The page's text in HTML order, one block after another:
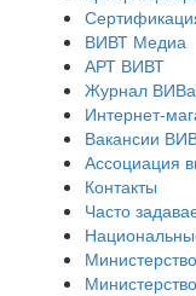
ВИВТ Медиа
АРТ ВИВТ
Журнал
Интернет-
Вакансии
Ассоциация
Контакты
Часто